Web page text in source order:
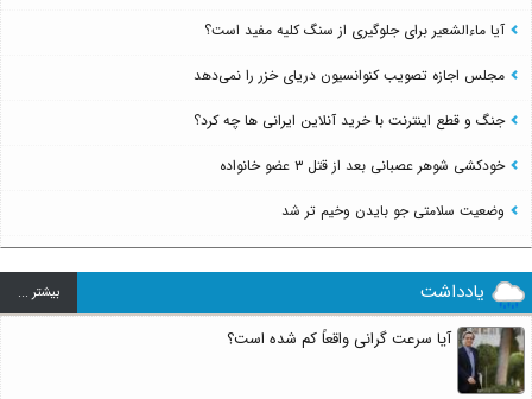
آیا ماءالشعیر برای جلوگیری از سنگ کلیه مفید است؟
مجلس اجازه تصویب کنوانسیون دریای خزر را نمی‌دهد
جنگ و قطع اینترنت با خرید آنلاین ایرانی ها چه کرد؟
خودکشی شوهر عصبانی بعد از قتل ۳ عضو خانواده
وضعیت سلامتی جو بایدن وخیم تر شد
یادداشت بيشتر ...
آیا سرعت گرانی واقعاً کم شده است؟